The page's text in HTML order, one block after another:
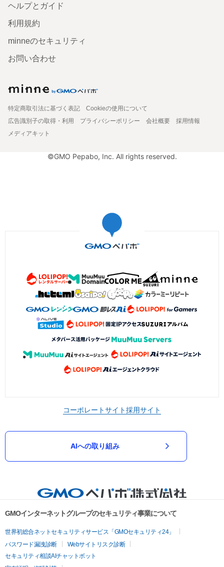
ヘルプとガイド
利用規約
minneのセキュリティ
お問い合わせ
特定商取引法に基づく表記
Cookieの使用について
広告識別子の取得・利用
プライバシーポリシー 会社概要
採用情報
メディアキット
©GMO Pepabo, Inc. All rights reserved.
コーポレートサイト採用サイト
AIへの取り組み
GMOインターネットグループのセキュリティ事業について
世界初総合ネットセキュリティサービス「GMOセキュリティ24」
パスワード漏洩診断
Webサイトリスク診断
セキュリティ相談AIチャットボット